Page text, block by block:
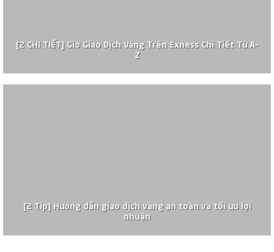
[2 CHI TIẾT] Giờ Giao Dịch Vàng Trên Exness Chi Tiết Từ A–
Z
[2 Tip] Hướng dẫn giao dịch vàng an toàn và tối ưu lợi
nhuận